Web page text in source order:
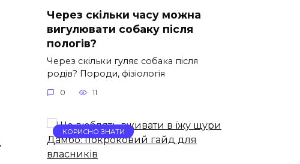
Через скільки часу можна
вигулювати собаку після
пологів?
Через скільки гуляє собака після
родів? Породи, фізіологія
0 11
КОРИСНО ЗНАТИ